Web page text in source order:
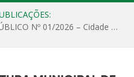
EDITAL DE CHAMAMENTO PÚBLICO Nº 01/2026 – Cidade de Faro